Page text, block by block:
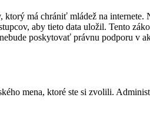
má chrániť mládež na
aby tieto data uložil. Tento
poskytovať právnu podporu v
mena, ktoré ste si zvolili.